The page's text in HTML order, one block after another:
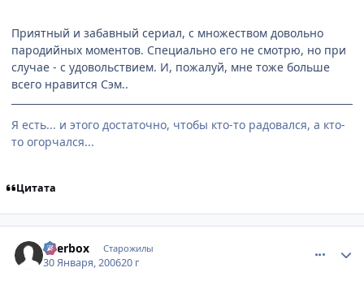
Приятный и забавный сериал, с множеством довольно
пародийных моментов. Специально его не смотрю, но при
случае - с удовольствием. И, пожалуй, мне тоже больше
всего нравится Сэм..
Я есть... и этого достаточно, чтобы кто-то радовался, а кто-
то огорчался...
Цитата
Beerbox Старожилы
30 Января, 200620 г